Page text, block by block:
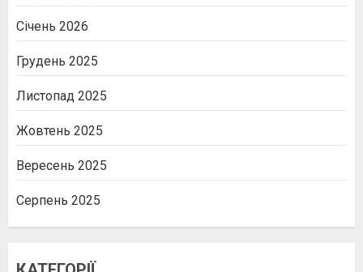
Січень 2026
Грудень 2025
Листопад 2025
Жовтень 2025
Вересень 2025
Серпень 2025